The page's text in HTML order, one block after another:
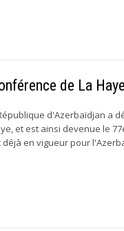
de La Haye
d'Azerbaïdjan a
et est ainsi devenue le
en vigueur pour